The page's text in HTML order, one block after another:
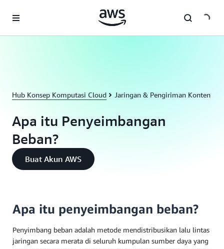
Hub Konsep Komputasi Cloud Jaringan & Pengiriman Konten
Apa itu Penyeimbangan
Beban?
Buat Akun AWS
Apa itu penyeimbangan beban?
Penyimbang beban adalah metode mendistribusikan lalu lintas
jaringan secara merata di seluruh kumpulan sumber daya yang